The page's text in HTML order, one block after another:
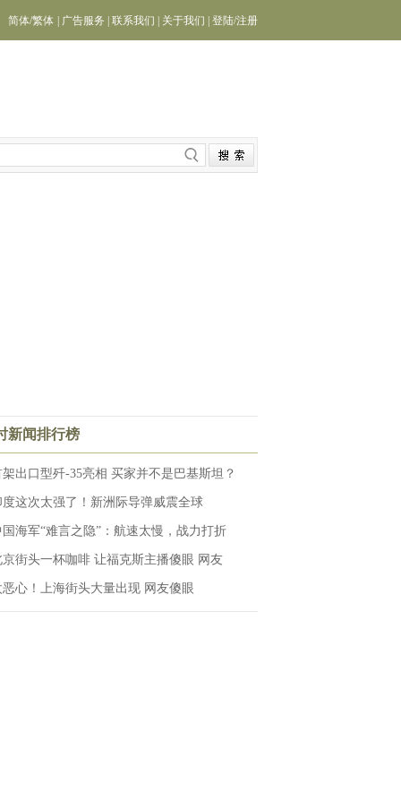
简体/繁体 广告服务 联系我们 关于我们 登陆/注册
新闻排行榜
架出口型歼-35亮相 买家并不是巴基斯坦？
度这次太强了！新洲际导弹威震全球
国海军“难言之隐”：航速太慢，战力打折
京街头一杯咖啡 让福克斯主播傻眼 网友
恶心！上海街头大量出现 网友傻眼